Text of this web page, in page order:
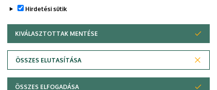
Hirdetési sütik
KIVÁLASZTOTTAK MENTÉSE
ÖSSZES ELUTASÍTÁSA
WITHDRAW CONSENT
ÖSSZES ELFOGADÁSA